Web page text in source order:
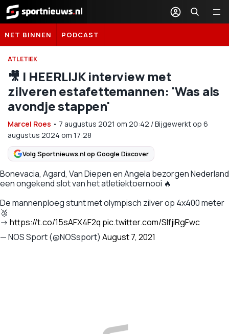
Sportnieuws.nl
NET BINNEN PODCAST
ATLETIEK
🎥 | HEERLIJK interview met
zilveren estafettemannen: 'Was als
avondje stappen'
Marcel Roes • 7 augustus 2021 om 20:42 /Bijgewerkt op 6
augustus 2024 om 17:28
Volg Sportnieuws.nl op Google Discover
Bonevacia, Agard, Van Diepen en Angela bezorgen Nederland
een ongekend slot van het atletiektoernooi 🔥
De mannenploeg stunt met olympisch zilver op 4x400 meter
🥈
→ https://t.co/15sAFX4F2q pic.twitter.com/SlfjiRgFwc
— NOS Sport (@NOSsport) August 7, 2021